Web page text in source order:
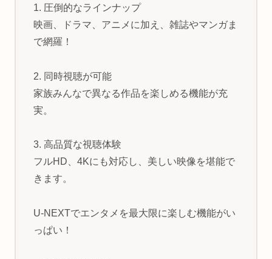
1. 圧倒的なラインナップ
映画、ドラマ、アニメに加え、雑誌やマンガま
で網羅！
2. 同時視聴が可能
家族みんなで異なる作品を楽しめる機能が充
実。
3. 高品質な視聴体験
フルHD、4Kにも対応し、美しい映像を堪能で
きます。
U-NEXTでエンタメを最大限に楽しむ機能がい
っぱい！